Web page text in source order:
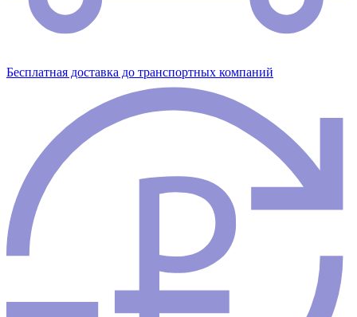
Бесплатная доставка до транспортных компаний